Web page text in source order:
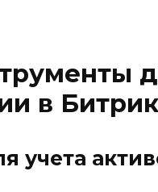
в
учета